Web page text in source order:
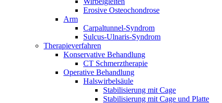
Erosive Osteochondrose
Arm
Carpaltunnel-Syndrom
Sulcus-Ulnaris-Syndrom
Therapieverfahren
Konservative Behandlung
CT Schmerztherapie
Operative Behandlung
Halswirbelsäule
Stabilisierung mit Cage
Stabilisierung mit Cage und Platte